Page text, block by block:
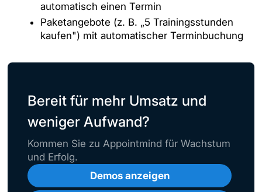
automatisch einen Termin
Paketangebote (z. B. „5 Trainingsstunden
kaufen") mit automatischer Terminbuchung
Bereit für mehr Umsatz und
weniger Aufwand?
Kommen Sie zu Appointmind für Wachstum
und Erfolg.
Demos anzeigen